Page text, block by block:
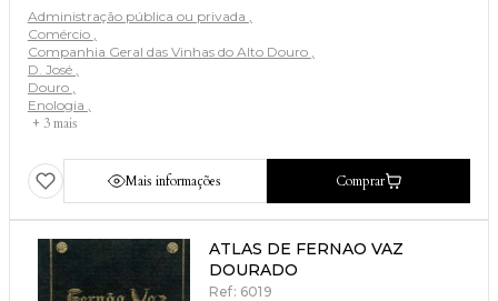
Administração pública ou privada
Comércio
Companhia Geral das Vinhas do Alto Douro
D. José
Douro
Enologia
+ 3 mais
Mais informações Comprar
ATLAS DE FERNAO VAZ
DOURADO
Ref: 6019